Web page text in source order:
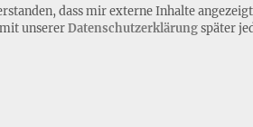
dass mir externe Inhalte
unsererDatenschutzerklärungspäter